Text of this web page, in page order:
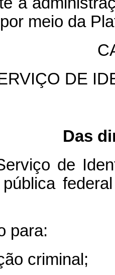
meio da
DE
Das
de
para:
criminal;